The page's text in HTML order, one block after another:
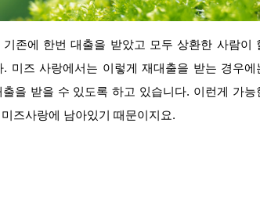
기존에 한번 대출을 받았고 모두 상환한 사람이
. 미즈 사랑에서는 이렇게 재대출을 받는 경우에
을 받을 수 있도록 하고 있습니다. 이런게 가능
즈사랑에 남아있기 때문이지요.